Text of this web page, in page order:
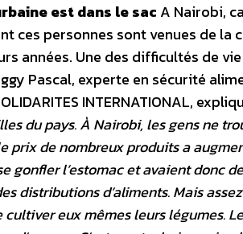
est dans le sac A Nairobi,
ces personnes sont venues de la
années. Une des difficultés de
Pascal, experte en sécurité
INTERNATIONAL,
du pays. À Nairobi, les gens ne
de nombreux produits a
gonfler l’estomac et avaient donc
distributions d’aliments. Mais
eux­ mêmes leurs légumes.